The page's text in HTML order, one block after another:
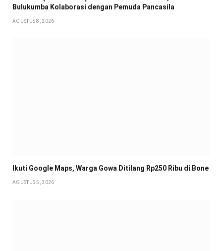
Bulukumba Kolaborasi dengan Pemuda Pancasila
AGUSTUS 8, 2026
Ikuti Google Maps, Warga Gowa Ditilang Rp250 Ribu di Bone
AGUSTUS 5, 2026